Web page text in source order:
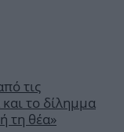
τις
το δίλημμα
τη θέα»